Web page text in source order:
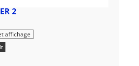
2
affichage